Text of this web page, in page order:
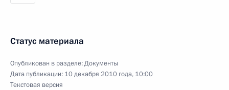
Статус материала
Опубликован в разделе:Документы
Дата публикации: 10 декабря 2010 года, 10:00
Текстовая версия